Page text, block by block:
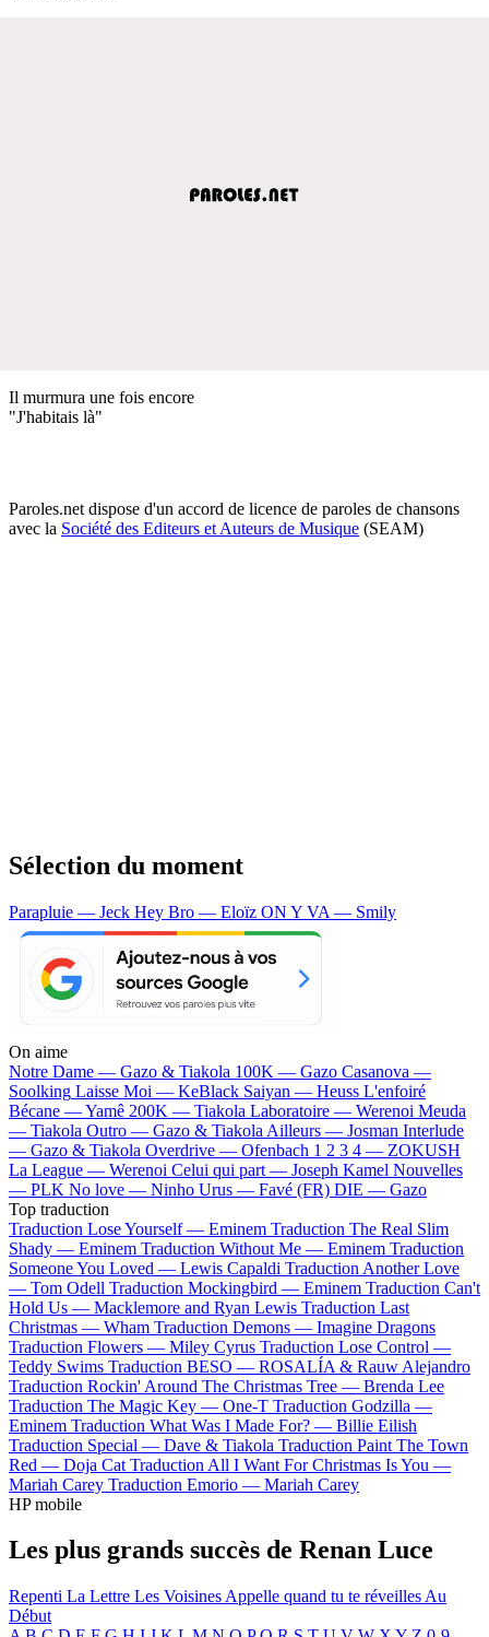
Il murmura une fois encore
"J'habitais là"
Paroles.net dispose d'un accord de licence de paroles de chansons
avec la Société des Editeurs et Auteurs de Musique (SEAM)
Sélection du moment
Parapluie — Jeck Hey Bro — Eloïz ON Y VA — Smily
On aime
Notre Dame — Gazo & Tiakola 100K — Gazo Casanova —
Soolking Laisse Moi — KeBlack Saiyan — Heuss L'enfoiré
Bécane —Yamê 200K — Tiakola Laboratoire — Werenoi Meuda
— Tiakola Outro — Gazo & Tiakola Ailleurs — Josman Interlude
— Gazo & Tiakola Overdrive — Ofenbach 1 2 3 4 — ZOKUSH
La League — Werenoi Celui qui part — Joseph Kamel Nouvelles
— PLK No love — Ninho Urus — Favé (FR) DIE — Gazo
Top traduction
Traduction Lose Yourself — Eminem Traduction The Real Slim
Shady — Eminem Traduction Without Me — Eminem Traduction
Someone You Loved — Lewis Capaldi Traduction Another Love
— Tom Odell Traduction Mockingbird — Eminem Traduction Can't
Hold Us — Macklemore and Ryan Lewis Traduction Last
Christmas — Wham Traduction Demons — Imagine Dragons
Traduction Flowers — Miley Cyrus Traduction Lose Control —
Teddy Swims Traduction BESO — ROSALÍA & Rauw Alejandro
Traduction Rockin' Around The Christmas Tree — Brenda Lee
Traduction The Magic Key — One-T Traduction Godzilla —
Eminem Traduction What Was I Made For? — Billie Eilish
Traduction Special — Dave & Tiakola Traduction Paint The Town
Red — Doja Cat Traduction All I Want For Christmas Is You —
Mariah Carey Traduction Emorio — Mariah Carey
HP mobile
Les plus grands succès de Renan Luce
Repenti La Lettre Les Voisines Appelle quand tu te réveilles Au
Début